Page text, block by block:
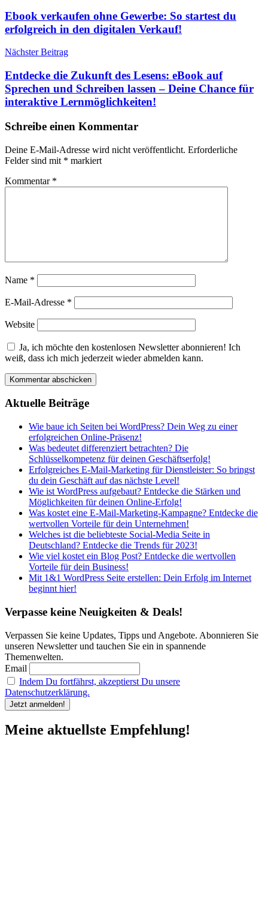
Ebook verkaufen ohne Gewerbe: So startest du
erfolgreich in den digitalen Verkauf!
Nächster Beitrag
Entdecke die Zukunft des Lesens: eBook auf
Sprechen und Schreiben lassen – Deine Chance für
interaktive Lernmöglichkeiten!
Schreibe einen Kommentar
Deine E-Mail-Adresse wird nicht veröffentlicht. Erforderliche
Felder sind mit * markiert
Kommentar *
Name *
E-Mail-Adresse *
Website
Ja, ich möchte den kostenlosen Newsletter abonnieren! Ich
weiß, dass ich mich jederzeit wieder abmelden kann.
Aktuelle Beiträge
Wie baue ich Seiten bei WordPress? Dein Weg zu einer
erfolgreichen Online-Präsenz!
Was bedeutet differenziert betrachten? Die
Schlüsselkompetenz für deinen Geschäftserfolg!
Erfolgreiches E-Mail-Marketing für Dienstleister: So bringst
du dein Geschäft auf das nächste Level!
Wie ist WordPress aufgebaut? Entdecke die Stärken und
Möglichkeiten für deinen Online-Erfolg!
Was kostet eine E-Mail-Marketing-Kampagne? Entdecke die
wertvollen Vorteile für dein Unternehmen!
Welches ist die beliebteste Social-Media Seite in
Deutschland? Entdecke die Trends für 2023!
Wie viel kostet ein Blog Post? Entdecke die wertvollen
Vorteile für dein Business!
Mit 1&1 WordPress Seite erstellen: Dein Erfolg im Internet
beginnt hier!
Verpasse keine Neuigkeiten & Deals!
Verpassen Sie keine Updates, Tipps und Angebote. Abonnieren Sie
unseren Newsletter und tauchen Sie ein in spannende
Themenwelten.
Email
Indem Du fortfährst, akzeptierst Du unsere
Datenschutzerklärung.
Meine aktuellste Empfehlung!